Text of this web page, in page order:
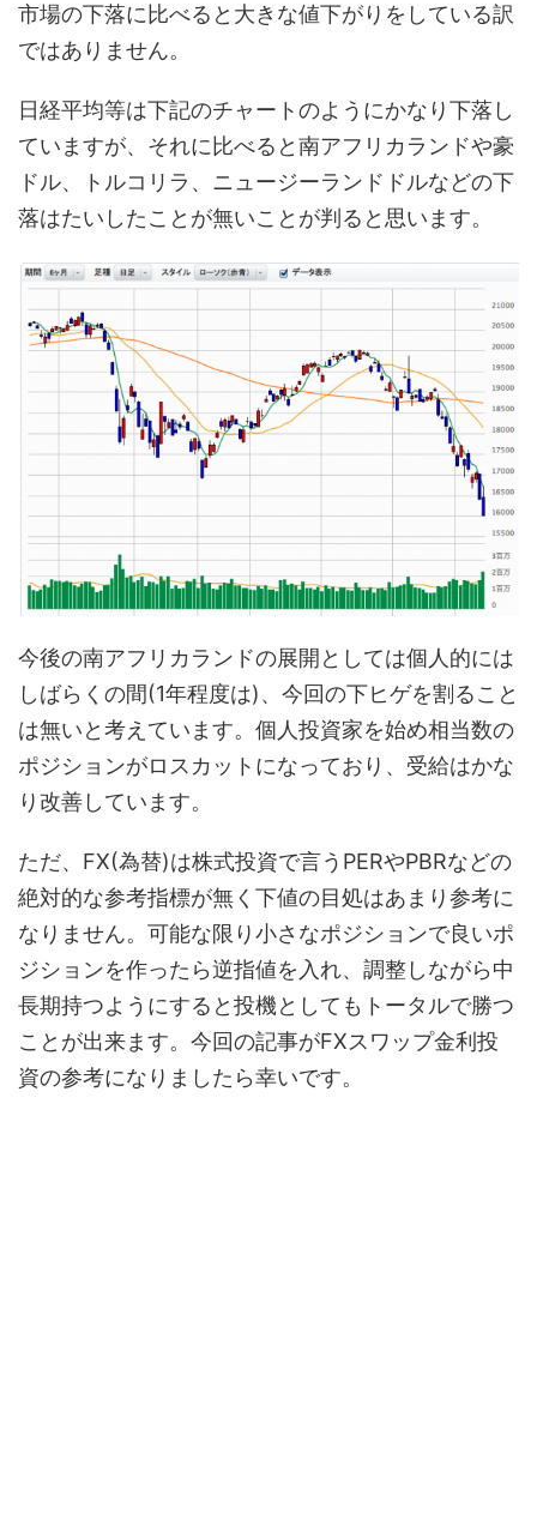
市場の下落に比べると大きな値下がりをしている訳
ではありません。
日経平均等は下記のチャートのようにかなり下落し
ていますが、それに比べると南アフリカランドや豪
ドル、トルコリラ、ニュージーランドドルなどの下
落はたいしたことが無いことが判ると思います。
今後の南アフリカランドの展開としては個人的には
しばらくの間(1年程度は)、今回の下ヒゲを割ること
は無いと考えています。個人投資家を始め相当数の
ポジションがロスカットになっており、受給はかな
り改善しています。
ただ、FX(為替)は株式投資で言うPERやPBRなどの
絶対的な参考指標が無く下値の目処はあまり参考に
なりません。可能な限り小さなポジションで良いポ
ジションを作ったら逆指値を入れ、調整しながら中
長期持つようにすると投機としてもトータルで勝つ
ことが出来ます。今回の記事がFXスワップ金利投
資の参考になりましたら幸いです。